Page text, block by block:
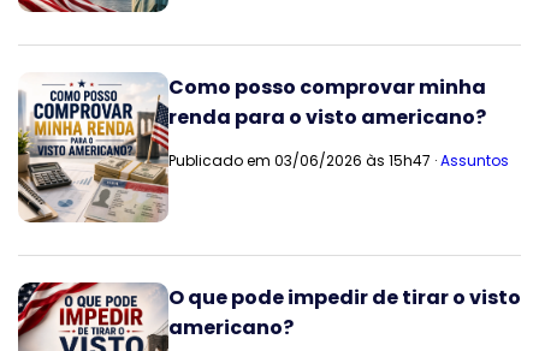
Como posso comprovar minha
renda para o visto americano?
Publicado em 03/06/2026 às 15h47 ·Assuntos
O que pode impedir de tirar o visto
americano?